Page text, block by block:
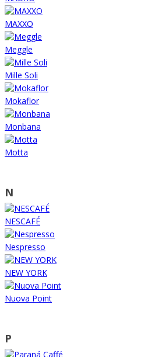
MAXXO
Meggle
Mille Soli
Mokaflor
Monbana
Motta
N
NESCAFÉ
Nespresso
NEW YORK
Nuova Point
P